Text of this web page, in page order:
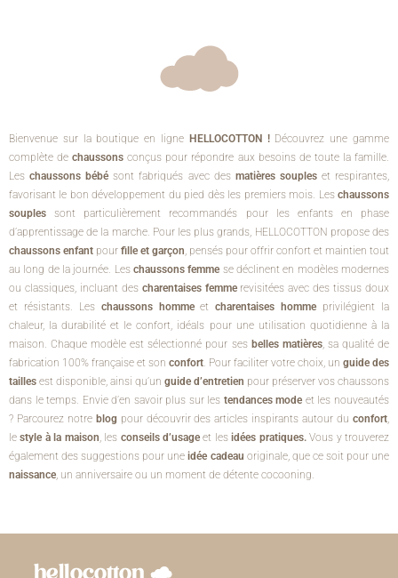
Bienvenue sur la boutique en ligne HELLOCOTTON ! Découvrez une gamme
complète dechaussons conçus pour répondre aux besoins de toute la famille.
Leschaussons bébé sont fabriqués avec des matières soupleset respirantes,
favorisant le bon développement du pied dès les premiers mois. Les chaussons
souples sont particulièrement recommandés pour les enfants en phase
d’apprentissage de la marche. Pour les plus grands, HELLOCOTTON propose des
chaussons enfant pour fille et garçon , pensés pour offrir confort et maintien tout
au long de la journée. Les chaussons femme se déclinent en modèles modernes
ou classiques, incluant des charentaises femmerevisitées avec des tissus doux
et résistants. Les chaussons hommeetcharentaises homme privilégient la
chaleur, la durabilité et le confort, idéals pour une utilisation quotidienne à la
maison. Chaque modèle est sélectionné pour ses belles matières, sa qualité de
fabrication 100% française et son confort . Pour faciliter votre choix, un guide des
tailles est disponible, ainsi qu’un guide d’entretien pour préserver vos chaussons
dans le temps. Envie d’en savoir plus sur les tendances mode et les nouveautés
? Parcourez notre blog pour découvrir des articles inspirants autour duconfort
lestyle à la maison , les conseils d’usage et lesidées pratiques.Vous y trouverez
également des suggestions pour uneidée cadeau originale, que ce soit pour une
naissance , un anniversaire ou un moment de détente cocooning.